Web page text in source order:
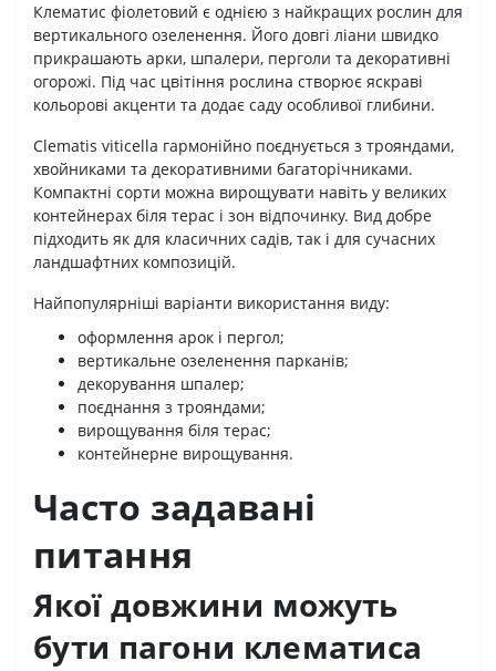
Клематис фіолетовий є однією з найкращих рослин для
вертикального озеленення. Його довгі ліани швидко
прикрашають арки, шпалери, перголи та декоративні
огорожі. Під час цвітіння рослина створює яскраві
кольорові акценти та додає саду особливої глибини.
Clematis viticella гармонійно поєднується з трояндами,
хвойниками та декоративними багаторічниками.
Компактні сорти можна вирощувати навіть у великих
контейнерах біля терас і зон відпочинку. Вид добре
підходить як для класичних садів, так і для сучасних
ландшафтних композицій.
Найпопулярніші варіанти використання виду:
оформлення арок і пергол;
вертикальне озеленення парканів;
декорування шпалер;
поєднання з трояндами;
вирощування біля терас;
контейнерне вирощування.
Часто задавані
питання
Якої довжини можуть
бути пагони клематиса